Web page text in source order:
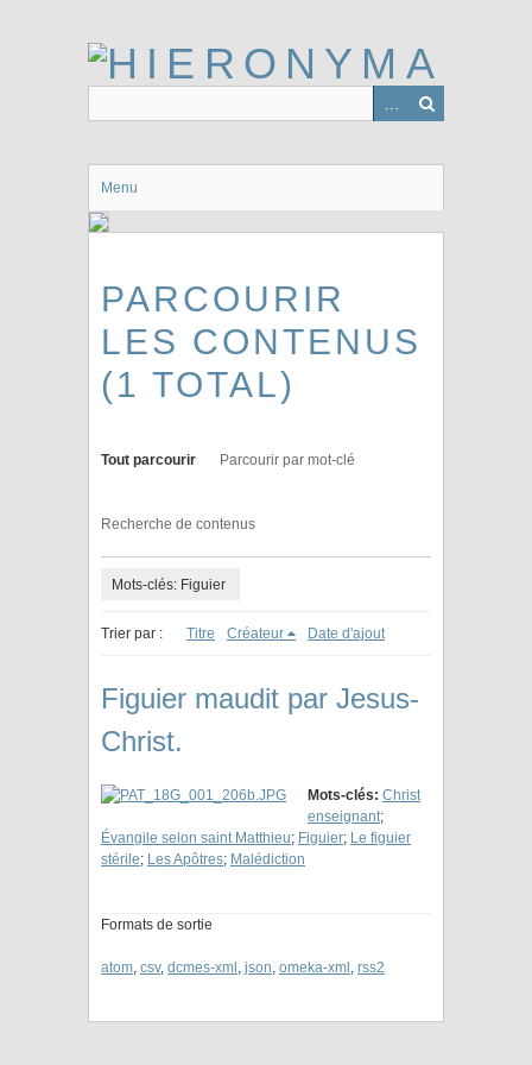
Menu
PARCOURIR
LES CONTENUS
(1 TOTAL)
Tout parcourir Parcourir par mot-clé
Recherche de contenus
Mots-clés: Figuier
Trier par : Titre Créateur Date d'ajout
Figuier maudit par Jesus-
Christ.
Mots-clés: Christ
enseignant;
Évangile selon saint Matthieu; Figuier; Le figuier
stérile; Les Apôtres; Malédiction
Formats de sortie
atom, csv, dcmes-xml , json, omeka-xml , rss2